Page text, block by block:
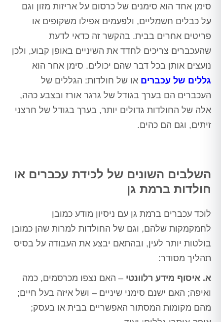
סימן אחד הוא סימנים של כרסום על אריזות מזון וגם
על כבלים חשמליים, ולפעמים אפילו משקופים או
פריטים אחרים בבית. בהקשר זה כדאי לדעת
שהעכברים צריכים לחדד את השיניים באופן קבוע, ולכן
נועצים אותן בכל דבר שהם יכולים. סימן אחר הוא
גללים של עכברים או של חולדות: הגללים של
העכברים הם בערך בגודל של גרגר אורז ובצבע כהה,
אלה של החולדות גדולים יותר, בערך בגודל של חרצני
זיתים, וגם הם כהים.
השלבים השונים של לכידת עכברים או
חולדות ברמת גן
לוכד עכברים ברמת גן עם ניסיון מודע כמובן
לחמקמקות שלהם, וגם של החולדות למרות שהן כמובן
בולטות יותר לעין, ובהתאם יבצע את העבודה על בסיס
תהליך מסודר:
א. איסוף מידע רלוונטי – האם נצפו מכרסמים, כמה
ואיפה; האם ישנם סימני שיניים – ושל איזה בעל חיים;
מהם מקומות המסתור האפשריים בבית או בעסק;